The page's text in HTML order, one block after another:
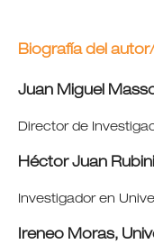
Biografía del
Juan Miguel
Director de
Héctor Juan
Investigador en
Ireneo Moras,